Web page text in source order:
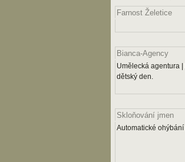
Farnost Želetice
Bianca-Agency
Umělecká agentura
dětský den.
Skloňování jmen
Automatické